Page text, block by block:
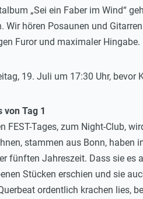
„Sei ein Faber im Wind“
Wir hören Posaunen und
Furor und maximaler Hingabe.
19. Juli um 17:30 Uhr,
von Tag 1
FEST-Tages, zum Night-Club,
stammen aus Bonn, haben
fünften Jahreszeit. Dass sie es
Stücken erschien und sie
ordentlich krachen lies,